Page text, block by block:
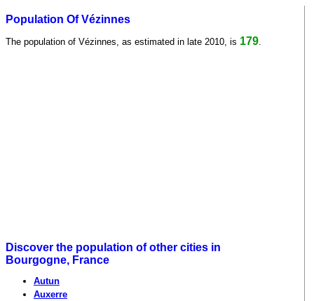
Population Of Vézinnes
The population of Vézinnes, as estimated in late 2010, is 179
Discover the population of other cities in
Bourgogne, France
Autun
Auxerre